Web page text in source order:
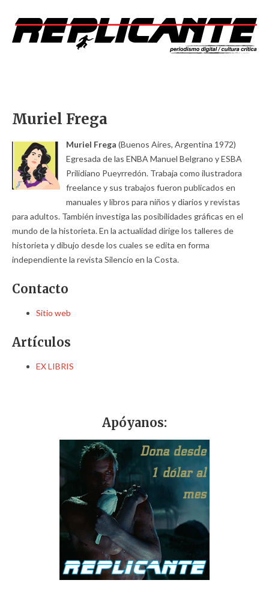
Muriel Frega
Muriel Frega (Buenos Aires, Argentina 1972)
Egresada de las ENBA Manuel Belgrano y ESBA
Prilidiano Pueyrredón. Trabaja como ilustradora
freelance y sus trabajos fueron publicados en
manuales y libros para niños y diarios y revistas
para adultos. También investiga las posibilidades gráficas en el
mundo de la historieta. En la actualidad dirige los talleres de
historieta y dibujo desde los cuales se edita en forma
independiente la revista Silencio en la Costa.
Contacto
Sitio web
Artículos
EX LIBRIS
Apóyanos: